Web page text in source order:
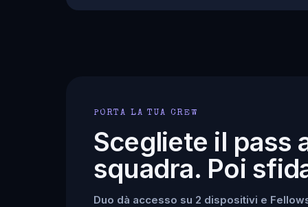
PORTA LA TUA CREW
Scegliete il pass
squadra. Poi
Duo dà accesso su 2 dispositivi e